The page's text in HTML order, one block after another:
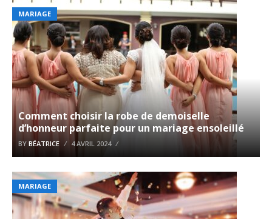
MARIAGE
Comment choisir la robe de demoiselle
d’honneur parfaite pour un mariage ensoleillé
BY BÉATRICE 4 AVRIL 2024
MARIAGE